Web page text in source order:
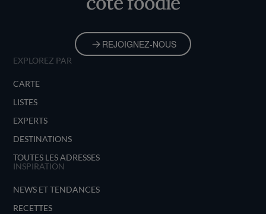
REJOIGNEZ-NOUS
EXPLOREZ PAR
CARTE
LISTES
EXPERTS
DESTINATIONS
TOUTES LES ADRESSES
INSPIRATION
NEWS ET TENDANCES
RECETTES